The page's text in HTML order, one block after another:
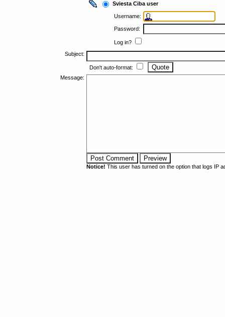
Sviesta Ciba user
Username:
Password:
Log in?
Subject:
Don't auto-format:
Message:
Notice! This user has turned on the option that logs IP